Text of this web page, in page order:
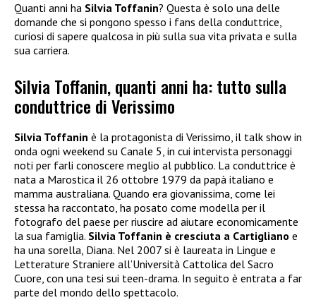
Quanti anni ha Silvia Toffanin? Questa è solo una delle
domande che si pongono spesso i fans della conduttrice,
curiosi di sapere qualcosa in più sulla sua vita privata e sulla
sua carriera.
Silvia Toffanin, quanti anni ha: tutto sulla
conduttrice di Verissimo
Silvia Toffanin è la protagonista di Verissimo, il talk show in
onda ogni weekend su Canale 5, in cui intervista personaggi
noti per farli conoscere meglio al pubblico. La conduttrice è
nata a Marostica il 26 ottobre 1979 da papà italiano e
mamma australiana. Quando era giovanissima, come lei
stessa ha raccontato, ha posato come modella per il
fotografo del paese per riuscire ad aiutare economicamente
la sua famiglia. Silvia Toffanin è cresciuta a Cartigliano e
ha una sorella, Diana. Nel 2007 si è laureata in Lingue e
Letterature Straniere all’Università Cattolica del Sacro
Cuore, con una tesi sui teen-drama. In seguito è entrata a far
parte del mondo dello spettacolo.